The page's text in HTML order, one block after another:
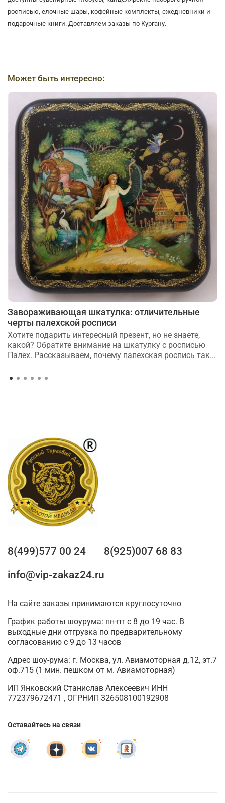
росписью, елочные шары, кофейные комплекты, ежедневники и
подарочные книги. Доставляем заказы по Кургану.
Может быть интересно:
Завораживающая шкатулка: отличительные
черты палехской росписи
Хотите подарить интересный презент, но не знаете,
какой? Обратите внимание на шкатулку с росписью
Палех. Рассказываем, почему палехская роспись так...
8(499)577 00 24
8(925)007 68 83
info@vip-zakaz24.ru
На сайте заказы принимаются круглосуточно
График работы шоурума: пн-пт с 8 до 19 час. В
выходные дни отгрузка по предварительному
согласованию с 9 до 13 часов
Адрес шоу-рума: г. Москва, ул. Авиамоторная д.12, эт.7
оф.715 (1 мин. пешком от м. Авиамоторная)
ИП Янковский Станислав Алексеевич ИНН
772379672471 , ОГРНИП 326508100192908
Оставайтесь на связи